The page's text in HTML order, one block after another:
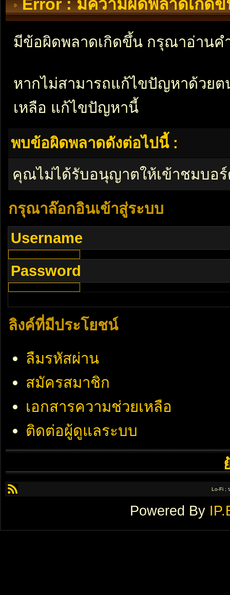
Error : มีความผิดพลาดเกิดขึ้
มีข้อผิดพลาดเกิดขึ้น กรุณาอ่านค
หากไม่สามารถแก้ไขปัญหาด้วย
เหลือ แก้ไขปัญหานี้
พบข้อผิดพลาดดังต่อไปนี้ :
คุณไม่ได้รับอนุญาตให้เข้าชมบอ
กรุณาล๊อกอินเข้าสู่ระบบ
Username
Password
ลิงค์ที่มีประโยชน์
ลืมรหัสผ่าน
สมัครสมาชิก
เอกสารความช่วยเหลือ
ติดต่อผู้ดูแลระบบ
Lo-Fi ;
Powered By